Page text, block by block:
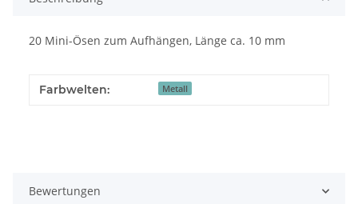
20 Mini-Ösen zum Aufhängen, Länge ca. 10 mm
Farbwelten: Metall
Bewertungen